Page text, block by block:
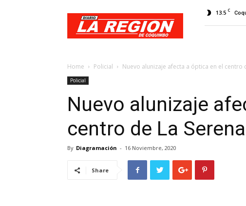
Diario
Región
13.5 C
Home Policial Nuevo alunizaje afecta a óptica en el centro
Policial
Nuevo alunizaje
centro de La
By Diagramación - 16 Noviembre, 2020
Share